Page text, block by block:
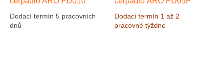
Dodací termín 5 pracovních
dnů
Dodací termín 1 až 2
pracovné týždne